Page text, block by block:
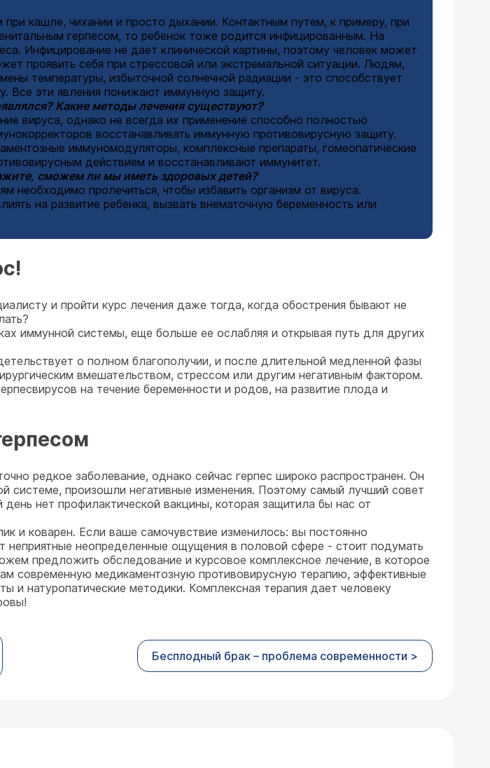
кашле, чихании и просто дыхании. Контактным путем, к примеру, при
герпесом, то ребенок тоже родится инфицированным. На
Инфицирование не дает клинической картины, поэтому человек может
проявить себя при стрессовой или экстремальной ситуации. Людям,
температуры, избыточной солнечной радиации - это способствует
Все эти явления понижают иммунную защиту.
Какие методы лечения существуют?
вируса, однако не всегда их применение способно полностью
восстанавливать иммунную противовирусную защиту.
иммуномодуляторы, комплексные препараты, гомеопатические
действием и восстанавливают иммунитет.
сможем ли мы иметь здоровых детей?
необходимо пролечиться, чтобы избавить организм от вируса.
на развитие ребенка, вызвать внематочную беременность или
и пройти курс лечения даже тогда, когда обострения бывают не
иммунной системы, еще больше ее ослабляя и открывая путь для других
о полном благополучии, и после длительной медленной фазы
вмешательством, стрессом или другим негативным фактором.
на течение беременности и родов, на развитие плода и
редкое заболевание, однако сейчас герпес широко распространен. Он
системе, произошли негативные изменения. Поэтому самый лучший совет
нет профилактической вакцины, которая защитила бы нас от
и коварен. Если ваше самочувствие изменилось: вы постоянно
неприятные неопределенные ощущения в половой сфере - стоит подумать
предложить обследование и курсовое комплексное лечение, в которое
современную медикаментозную противовирусную терапию, эффективные
и натуропатические методики. Комплексная терапия дает человеку
Бесплодный брак – проблема современности >